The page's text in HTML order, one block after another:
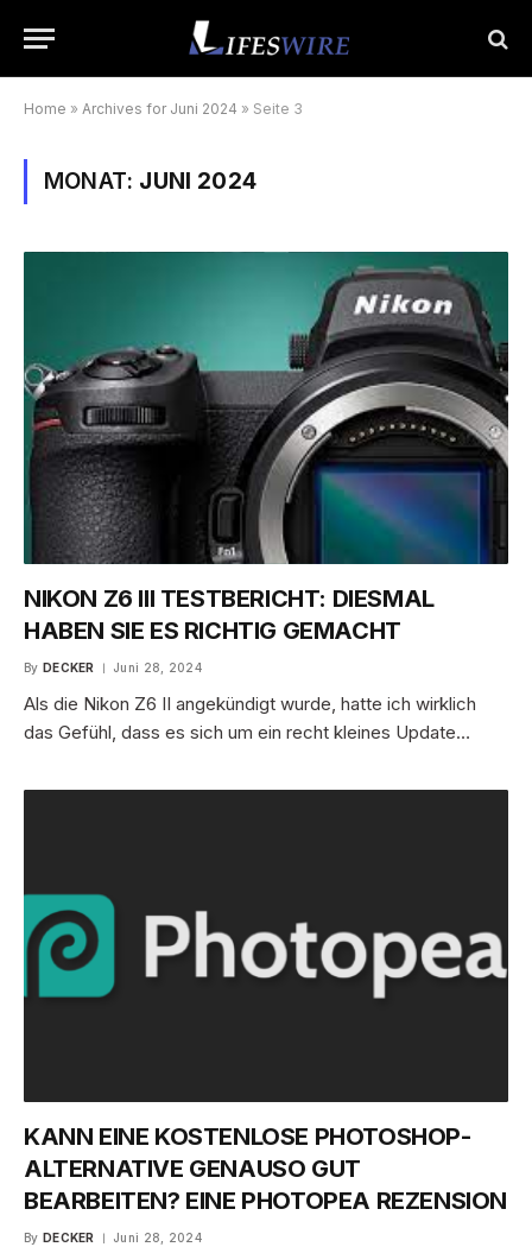
Home » Archives for Juni 2024 » Seite 3
MONAT: JUNI 2024
NIKON Z6 III TESTBERICHT: DIESMAL
HABEN SIE ES RICHTIG GEMACHT
By DECKER Juni 28, 2024
Als die Nikon Z6 II angekündigt wurde, hatte ich wirklich
das Gefühl, dass es sich um ein recht kleines Update…
KANN EINE KOSTENLOSE PHOTOSHOP-
ALTERNATIVE GENAUSO GUT
BEARBEITEN? EINE PHOTOPEA REZENSION
By DECKER Juni 28, 2024